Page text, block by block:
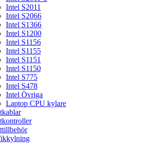
Intel S2011
Intel S2066
Intel S1366
Intel S1200
Intel S1156
Intel S1155
Intel S1151
Intel S1150
Intel S775
Intel S478
Intel Övriga
Laptop CPU kylare